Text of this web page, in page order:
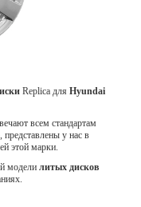
Replica для Hyundai
всем стандартам
представлены у нас в
этой марки.
модели литых дисков